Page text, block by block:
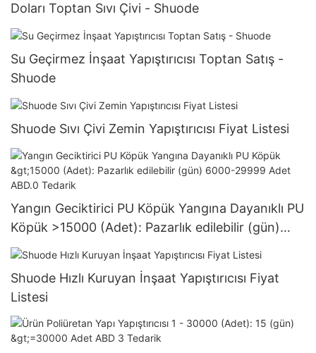
Doları Toptan Sıvı Çivi - Shuode
Su Geçirmez İnşaat Yapıştırıcısı Toptan Satış -
Shuode
Shuode Sıvı Çivi Zemin Yapıştırıcısı Fiyat Listesi
Yangın Geciktirici PU Köpük Yangına Dayanıklı PU
Köpük >15000 (Adet): Pazarlık edilebilir (gün)
6000-29999 Adet ABD.0 Tedarik
Shuode Hızlı Kuruyan İnşaat Yapıştırıcısı Fiyat
Listesi